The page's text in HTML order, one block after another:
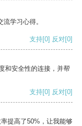
学习心得。
支持[0] 反对[0]
和安全性的连接，并帮
支持[0] 反对[0]
提高了50%，让我能够